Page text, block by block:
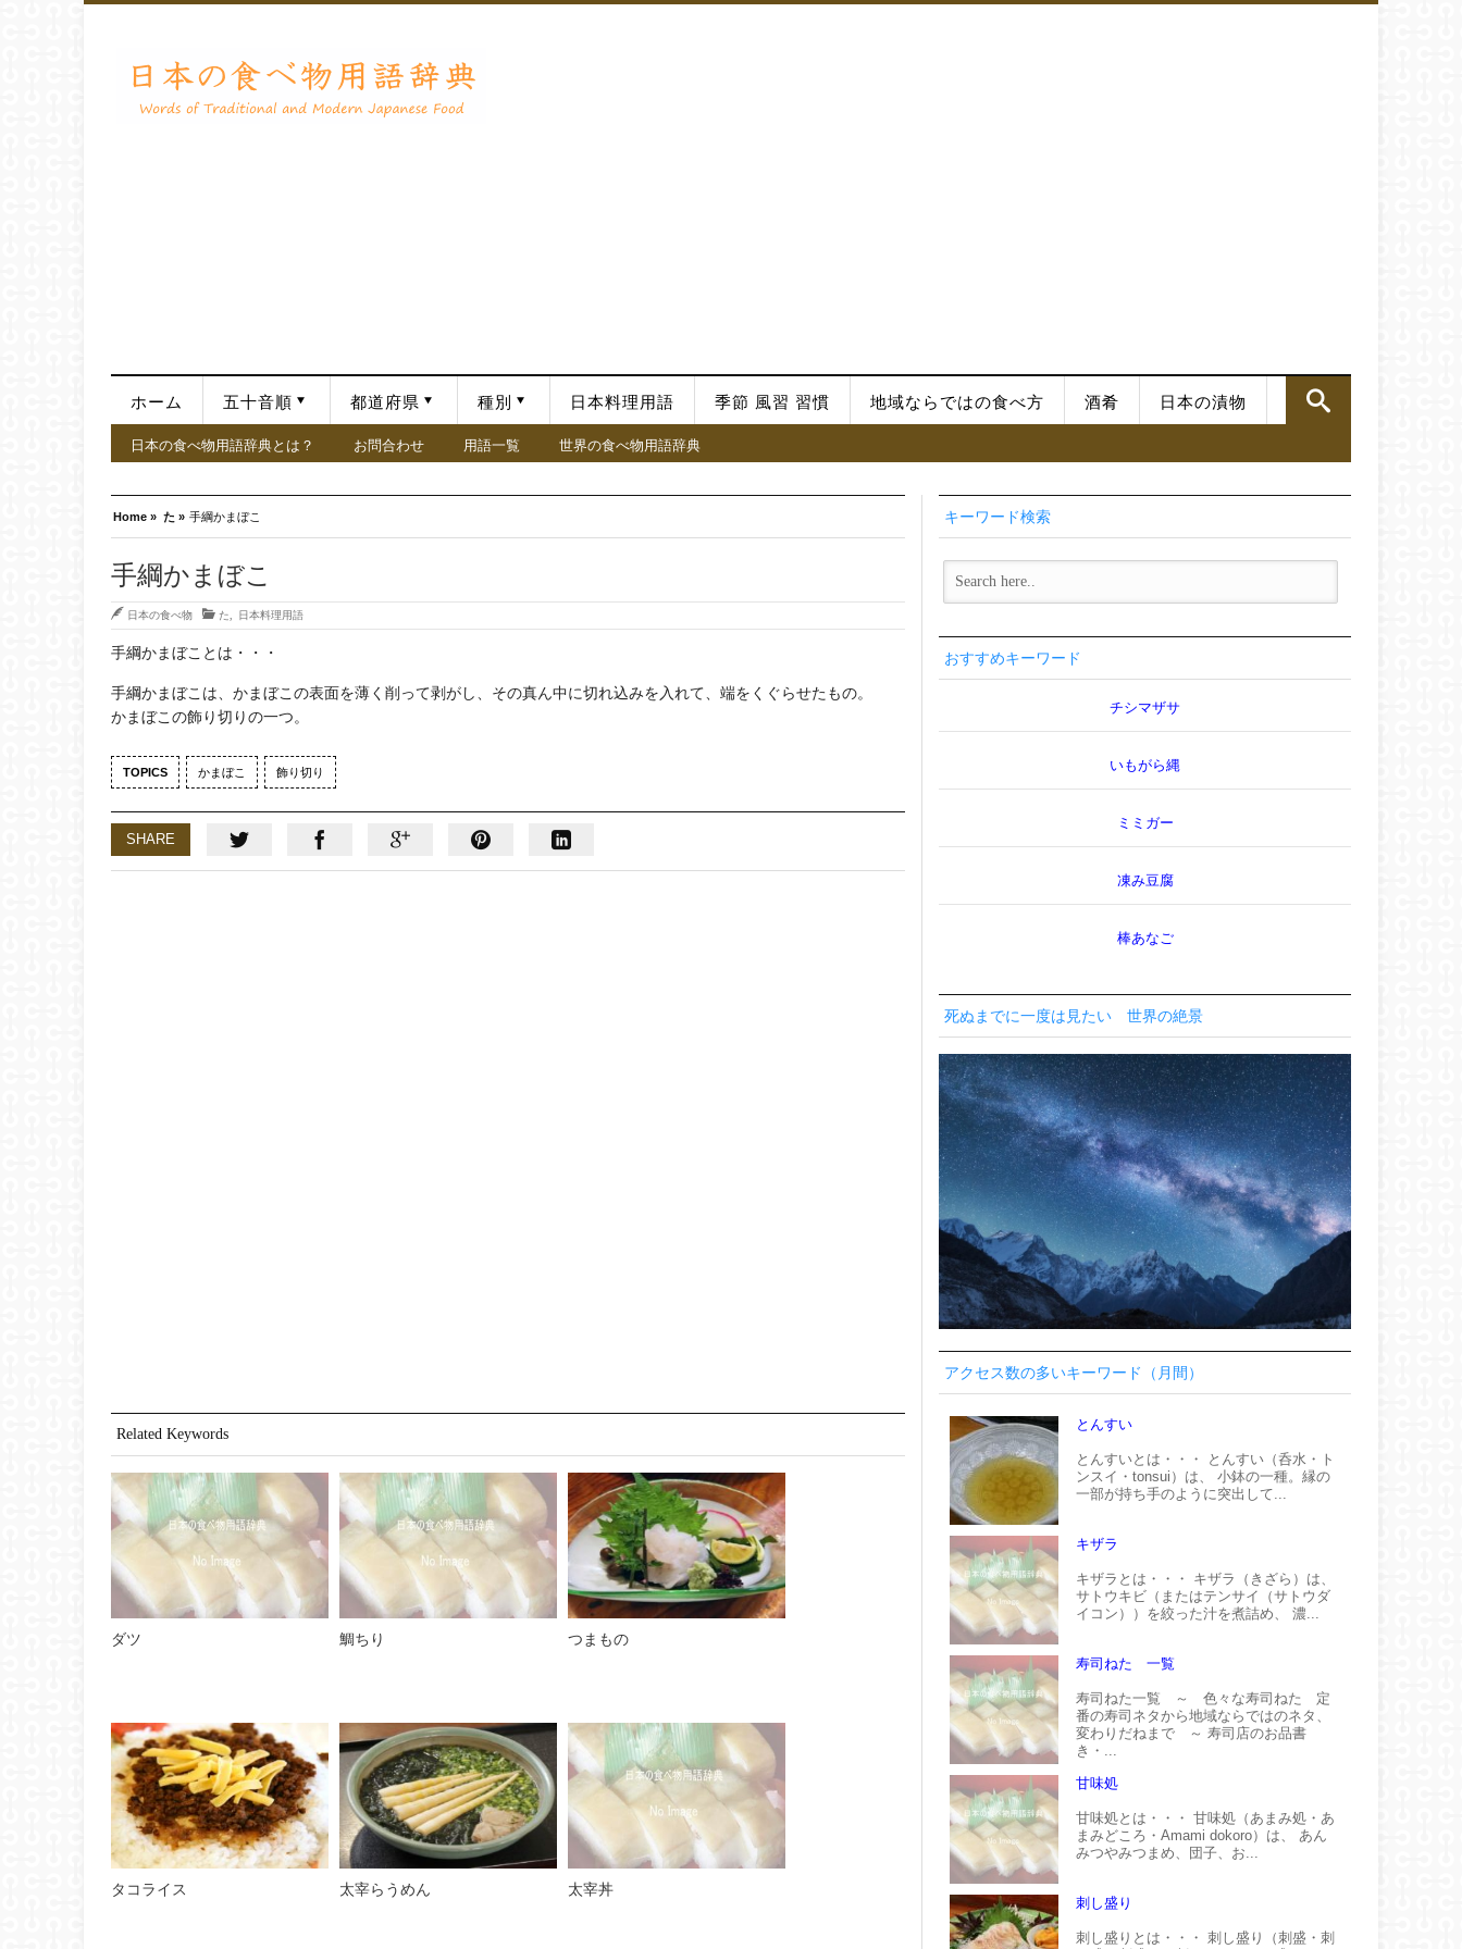
ホーム 五十音順 都道府県 種別 日本料理用語 季節 風習 習慣 地域ならではの食べ方 酒肴 日本の漬物
日本の食べ物用語辞典とは？ お問合わせ 用語一覧 世界の食べ物用語辞典
Home » た » 手綱かまぼこ
手綱かまぼこ
日本の食べ物 た 日本料理用語
手綱かまぼことは・・・
手綱かまぼこは、かまぼこの表面を薄く削って剥がし、その真ん中に切れ込みを入れて、端をくぐらせたもの。
かまぼこの飾り切りの一つ。
TOPICS かまぼこ 飾り切り
SHARE
Related Keywords
ダツ 鯛ちり つまもの
タコライス 太宰らうめん 太宰丼
キーワード検索
おすすめキーワード
チシマザサ
いもがら縄
ミミガー
凍み豆腐
棒あなご
死ぬまでに一度は見たい 世界の絶景
アクセス数の多いキーワード（月間）
とんすい
とんすいとは・・・ とんすい（呑水・ト
ンスイ・tonsui）は、 小鉢の一種。縁の
一部が持ち手のように突出して...
キザラ
キザラとは・・・ キザラ（きざら）は、
サトウキビ（またはテンサイ（サトウダ
イコン））を絞った汁を煮詰め、 濃...
寿司ねた 一覧
寿司ねた一覧 ～ 色々な寿司ねた 定
番の寿司ネタから地域ならではのネタ、
変わりだねまで ～ 寿司店のお品書
き・...
甘味処
甘味処とは・・・ 甘味処（あまみ処・あ
まみどころ・Amami dokoro）は、 あん
みつやみつまめ、団子、お...
刺し盛り
刺し盛りとは・・・ 刺し盛り（刺盛・刺